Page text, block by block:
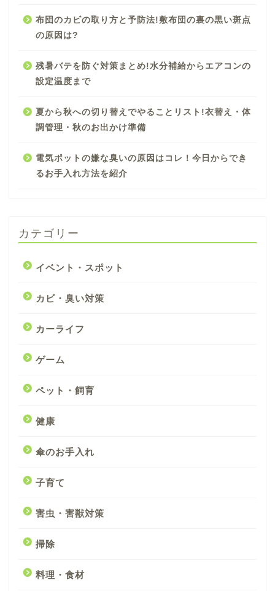
布団のカビの取り方と予防法!敷布団の裏の黒い斑点
の原因は?
残暑バテを防ぐ対策まとめ!水分補給からエアコンの
設定温度まで
夏から秋への切り替えでやることリスト!衣替え・体
調管理・秋のお出かけ準備
電気ポットの嫌な臭いの原因はコレ！今日からでき
るお手入れ方法を紹介
カテゴリー
イベント・スポット
カビ・臭い対策
カーライフ
ゲーム
ペット・飼育
健康
傘のお手入れ
子育て
害虫・害獣対策
掃除
料理・食材